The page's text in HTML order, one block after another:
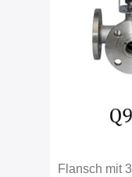
Flansch mit